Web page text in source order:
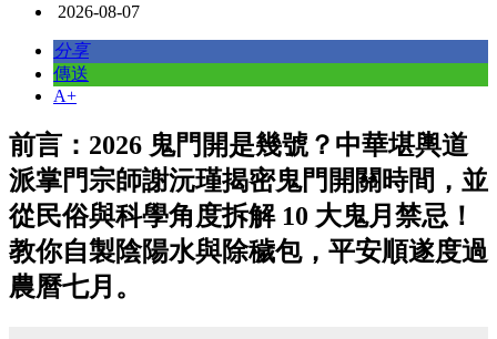
2026-08-07
分享
傳送
A+
前言：2026 鬼門開是幾號？中華堪輿道
派掌門宗師謝沅瑾揭密鬼門開關時間，並
從民俗與科學角度拆解 10 大鬼月禁忌！
教你自製陰陽水與除穢包，平安順遂度過
農曆七月。